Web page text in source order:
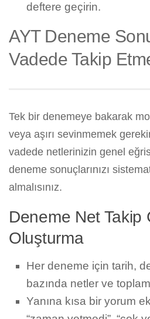
deftere geçirin.
AYT Deneme
Vadede Takip
Tek bir denemeye bakarak
veya aşırı sevinmemek
vadede netlerinizin genel
deneme sonuçlarınızı
almalısınız.
Deneme Net Takip
Oluşturma
Her deneme için tarih,
bazında netler ve
Yanına kısa bir yorum